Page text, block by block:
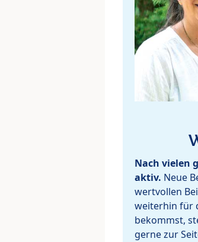
Nach vielen
aktiv. Neue
wertvollen
weiterhin für
bekommst,
gerne zur